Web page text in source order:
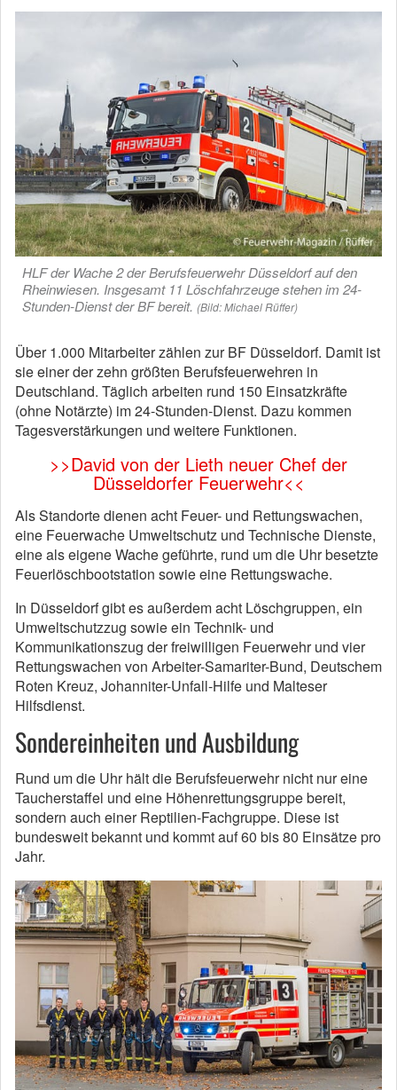
HLF der Wache 2 der Berufsfeuerwehr Düsseldorf auf den
Rheinwiesen. Insgesamt 11 Löschfahrzeuge stehen im 24-
Stunden-Dienst der BF bereit. (Bild: Michael Rüffer)
Über 1.000 Mitarbeiter zählen zur BF Düsseldorf. Damit ist
sie einer der zehn größten Berufsfeuerwehren in
Deutschland. Täglich arbeiten rund 150 Einsatzkräfte
(ohne Notärzte) im 24-Stunden-Dienst. Dazu kommen
Tagesverstärkungen und weitere Funktionen.
>>David von der Lieth neuer Chef der
Düsseldorfer Feuerwehr<<
Als Standorte dienen acht Feuer- und Rettungswachen,
eine Feuerwache Umweltschutz und Technische Dienste,
eine als eigene Wache geführte, rund um die Uhr besetzte
Feuerlöschbootstation sowie eine Rettungswache.
In Düsseldorf gibt es außerdem acht Löschgruppen, ein
Umweltschutzzug sowie ein Technik- und
Kommunikationszug der freiwilligen Feuerwehr und vier
Rettungswachen von Arbeiter-Samariter-Bund, Deutschem
Roten Kreuz, Johanniter-Unfall-Hilfe und Malteser
Hilfsdienst.
Sondereinheiten und Ausbildung
Rund um die Uhr hält die Berufsfeuerwehr nicht nur eine
Taucherstaffel und eine Höhenrettungsgruppe bereit,
sondern auch einer Reptilien-Fachgruppe. Diese ist
bundesweit bekannt und kommt auf 60 bis 80 Einsätze pro
Jahr.